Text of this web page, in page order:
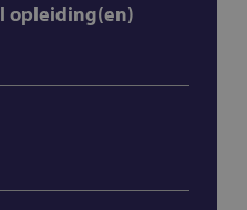
opleiding(en)